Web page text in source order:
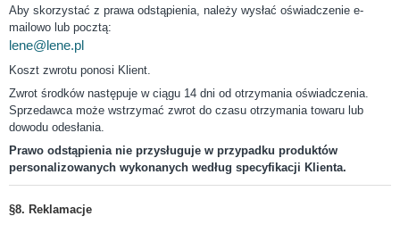
Aby skorzystać z prawa odstąpienia, należy wysłać oświadczenie e-
mailowo lub pocztą:
lene@lene.pl
Koszt zwrotu ponosi Klient.
Zwrot środków następuje w ciągu 14 dni od otrzymania oświadczenia.
Sprzedawca może wstrzymać zwrot do czasu otrzymania towaru lub
dowodu odesłania.
Prawo odstąpienia nie przysługuje w przypadku produktów
personalizowanych wykonanych według specyfikacji Klienta.
§8. Reklamacje